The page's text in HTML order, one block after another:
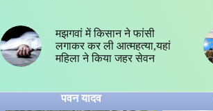
मझगवां में किसान ने फांसी
लगाकर कर ली आत्महत्या,यहां
महिला ने किया जहर सेवन
पवन यादव